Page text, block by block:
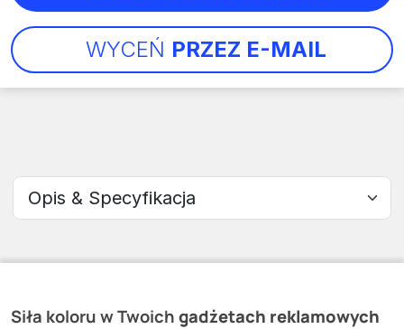
Siła koloru w Twoichgadżetach reklamowych
Wybierz sekcję
WYCEŃ PRZEZ E-MAIL